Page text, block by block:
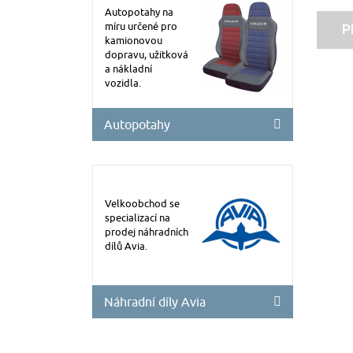
Autopotahy na
míru určené pro
kamionovou
dopravu, užitková
a nákladní
vozidla.
Autopotahy
Velkoobchod se
specializací na
prodej náhradních
dílů Avia.
Náhradní díly Avia